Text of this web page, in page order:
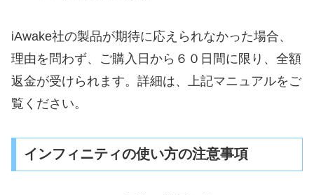
iAwake社の製品が期待に応えられなかった場合、
理由を問わず、ご購入日から６０日間に限り、全額
返金が受けられます。詳細は、上記マニュアルをご
覧ください。
インフィニティの使い方の注意事項